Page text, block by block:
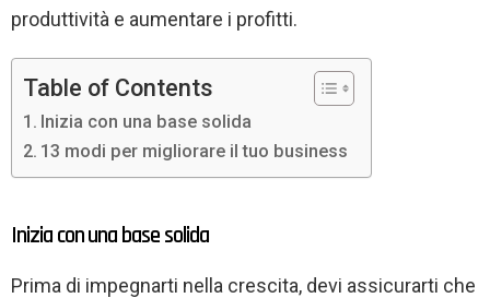
produttività e aumentare i profitti.
Table of Contents
Inizia con una base solida
13 modi per migliorare il tuo business
Inizia con una base solida
Prima di impegnarti nella crescita, devi assicurarti che